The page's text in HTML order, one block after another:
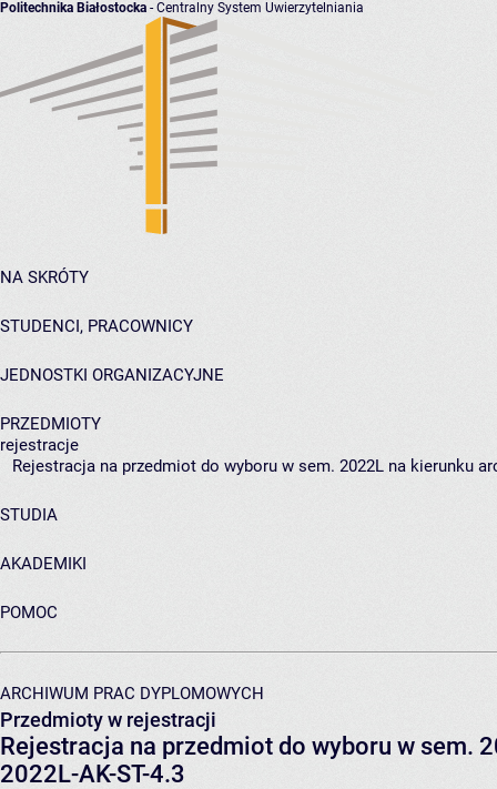
Politechnika Białostocka - Centralny System Uwierzytelniania
NA SKRÓTY
STUDENCI, PRACOWNICY
JEDNOSTKI ORGANIZACYJNE
PRZEDMIOTY
rejestracje
Rejestracja na przedmiot do wyboru w sem. 2022L na kierunku
STUDIA
AKADEMIKI
POMOC
ARCHIWUM PRAC DYPLOMOWYCH
Przedmioty w rejestracji
Rejestracja na przedmiot do wyboru w sem.
2022L-AK-ST-4.3